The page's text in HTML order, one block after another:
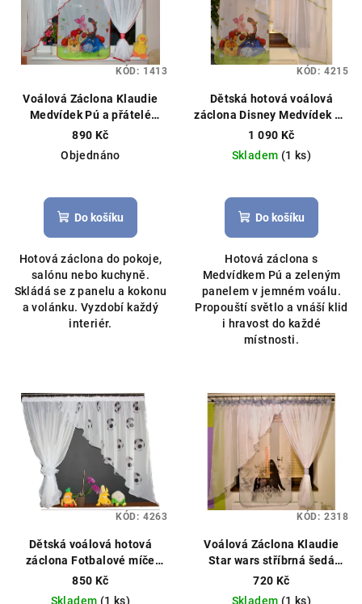
Voálová Záclona Klaudie
Medvídek Pú a přátelé
červená 400x145cm
890 Kč
Objednáno
Do košíku
Hotová záclona do pokoje,
salónu nebo kuchyně.
Skládá se z panelu a kokonu
a volánku. Vyzdobí každý
interiér.
KÓD: 1413
Dětská hotová voálová
záclona Disney Medvídek Pú
360×150 cm – zelená
Hotová záclona, licenční
Disney
1 090 Kč
Skladem (1 ks)
Do košíku
Hotová záclona s
Medvídkem Pú a zeleným
panelem v jemném voálu.
Propouští světlo a vnáší klid
i hravost do každé
místnosti.
KÓD: 4215
Dětská voálová hotová
záclona Fotbalové míče
400x150cm bílá
850 Kč
Skladem (1 ks)
KÓD: 4263
Voálová Záclona Klaudie
Star wars stříbrná šedá
400x145cm
720 Kč
Skladem (1 ks)
KÓD: 2318